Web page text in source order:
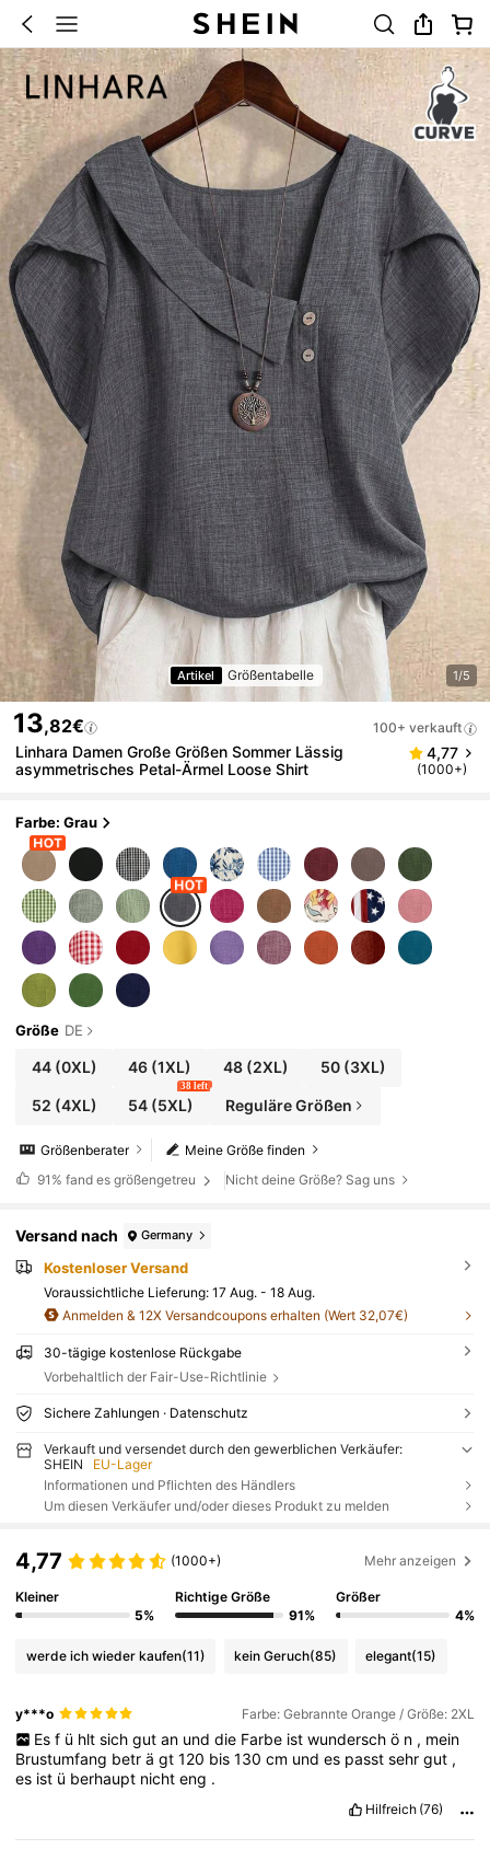
Artikel Größentabelle 1/5
13,82€ 100+ verkauft
Linhara Damen Große Größen Sommer Lässig
asymmetrisches Petal-Ärmel Loose Shirt
4,77
(1000+)
Farbe: Grau
Größe DE
44(0XL) 46 (1XL) 48(2XL) 50(3XL)
52 (4XL) 54 (5XL)
38 left
Reguläre Größen
Meine Größe finden
Größenberater
91% fand es größengetreu Nicht deine Größe? Sag uns
Versand nach Germany
Kostenloser Versand
Voraussichtliche Lieferung: 17 Aug. - 18 Aug.
Anmelden & 12X Versandcoupons erhalten (Wert 32,07€)
30-tägige kostenlose Rückgabe
Vorbehaltlich der Fair-Use-Richtlinie
Sichere Zahlungen · Datenschutz
Verkauft und versendet durch den gewerblichen Verkäufer:
SHEIN
EU-Lager
Informationen und Pflichten des Händlers
Um diesen Verkäufer und/oder dieses Produkt zu melden
4,77 (1000+) Mehr anzeigen
Kleiner
5%
Richtige Größe
91%
Größer
4%
werde ich wieder kaufen(11) kein Geruch(85) elegant(15)
y***o Farbe: Gebrannte Orange / Größe: 2XL
Es f ü hlt sich gut an und die Farbe ist wundersch ö n , mein
Brustumfang beträgt120 bis130cm undes passtsehrgut ,
es ist ü berhaupt nichteng .
Hilfreich (76)